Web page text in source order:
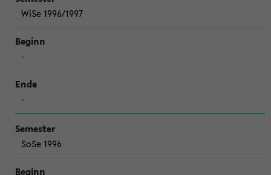
WiSe 1996/1997
-
-
SoSe 1996